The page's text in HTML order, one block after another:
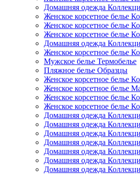
Домашняя одежда
Женское корсетное белье
Женское корсетное белье
Женское корсетное белье
Домашняя одежда
Женское корсетное белье
Мужское белье Термобелье
Пляжное белье Образцы
Женское корсетное белье
Женское корсетное белье
Женское корсетное белье
Женское корсетное белье
Домашняя одежда
Домашняя одежда
Домашняя одежда
Домашняя одежда
Домашняя одежда
Домашняя одежда
Домашняя одежда